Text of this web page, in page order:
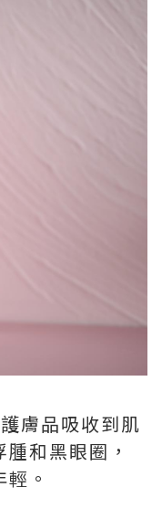
膚品吸收到肌
和黑眼圈，
。